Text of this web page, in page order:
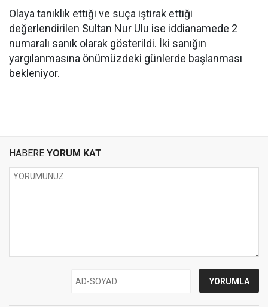
Olaya tanıklık ettiği ve suça iştirak ettiği
değerlendirilen Sultan Nur Ulu ise iddianamede 2
numaralı sanık olarak gösterildi. İki sanığın
yargılanmasına önümüzdeki günlerde başlanması
bekleniyor.
HABERE YORUM KAT